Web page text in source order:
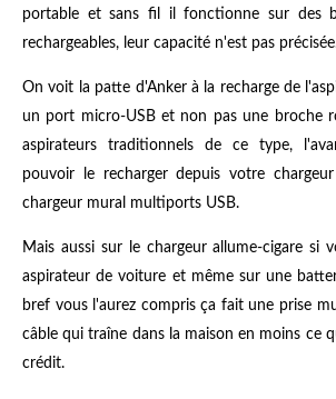
portable et sans fil il fonctionne sur des
rechargeables, leur capacité n'est pas
On voit la patte d'Anker à la recharge de
un port micro-USB et non pas une broche
aspirateurs traditionnels de ce type,
pouvoir le recharger depuis votre
chargeur mural multiports USB.
Mais aussi sur le chargeur allume-cigare si
aspirateur de voiture et même sur une
bref vous l'aurez compris ça fait une prise
câble qui traîne dans la maison en moins ce
crédit.